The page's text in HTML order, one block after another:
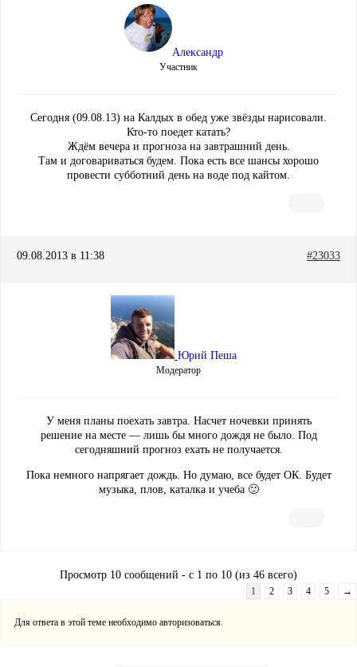
Александр
Участник
Сегодня (09.08.13) на Калдых в обед уже звёзды нарисовали.
Кто-то поедет катать?
Ждём вечера и прогноза на завтрашний день.
Там и договариваться будем. Пока есть все шансы хорошо
провести субботний день на воде под кайтом.
09.08.2013 в 11:38 #23033
Юрий Пеша
Модератор
У меня планы поехать завтра. Насчет ночевки принять
решение на месте — лишь бы много дождя не было. Под
сегодняшний прогноз ехать не получается.
Пока немного напрягает дождь. Но думаю, все будет ОК. Будет
музыка, плов, каталка и учеба 🙂
Просмотр 10 сообщений - с 1 по 10 (из 46 всего)
1 2 3 4 5 →
Для ответа в этой теме необходимо авторизоваться.